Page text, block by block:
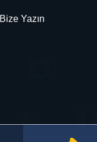
Bize Yazın